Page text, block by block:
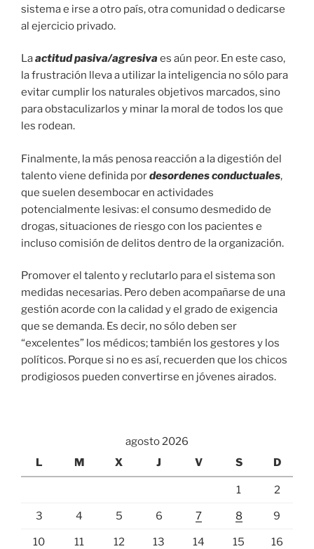
sistema e irse a otro país, otra comunidad o dedicarse
al ejercicio privado.
Laactitud pasiva/agresiva es aún peor. En este caso,
la frustración lleva a utilizar la inteligencia no sólo para
evitar cumplir los naturales objetivos marcados, sino
para obstaculizarlos y minar la moral de todos los que
les rodean.
Finalmente, la más penosa reacción a la digestión del
talento viene definida pordesordenes conductuales,
que suelen desembocar en actividades
potencialmente lesivas: el consumo desmedido de
drogas, situaciones de riesgo con los pacientes e
incluso comisión de delitos dentro de la organización.
Promover el talento y reclutarlo para el sistema son
medidas necesarias. Pero deben acompañarse de una
gestión acorde con la calidad y el grado de exigencia
que se demanda. Es decir, no sólo deben ser
“excelentes” los médicos; también los gestores y los
políticos. Porque si no es así, recuerden que los chicos
prodigiosos pueden convertirse en jóvenes airados.
agosto 2026
L
M X J V S D
1 2
3 4 5 6 7 8 9
10 11 12 13 14 15 16